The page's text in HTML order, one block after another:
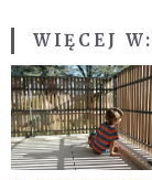
WIĘCEJ W: